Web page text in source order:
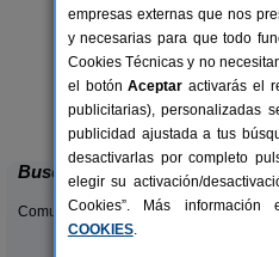
Hotel Rural
Oiartzun
Buscar
Comunidades:
empresas externas que nos
y necesarias para que todo
Cookies Técnicas y no
el botónAceptar activarás el
publicitarias), personalizadas
publicidad ajustada a tus
desactivarlas por completo
elegir su activación/
Cookies”. Más información
COOKIES.